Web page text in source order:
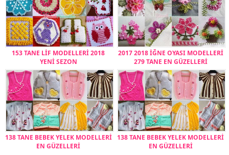
153 TANE LİF MODELLERİ 2018
YENİ SEZON
2017 2018 İĞNE OYASI MODELLERİ
279 TANE EN GÜZELLERİ
138 TANE BEBEK YELEK MODELLERİ
EN GÜZELLERİ
138 TANE BEBEK YELEK MODELLERİ
EN GÜZELLERİ